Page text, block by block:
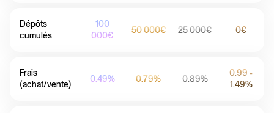
Dépôts
cumulés
100
000€
50 000€ 25 000€ 0€
Frais
(achat/vente)
0.49% 0.79% 0.89%
0.99 -
1.49%